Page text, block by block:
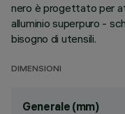
nero è progettato per
alluminio superpuro -
bisogno di utensili.
DIMENSIONI
Generale (mm)